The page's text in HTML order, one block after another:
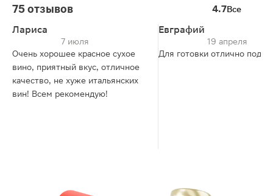
75 отзывов 4.7Все
Лариса
7 июля
Очень хорошее красное сухое
вино, приятный вкус, отличное
качество, не хуже итальянских
вин! Всем рекомендую!
Евграфий
19 апреля
Для готовки отлично